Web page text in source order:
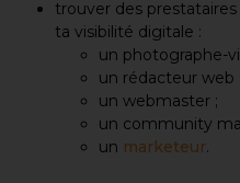
trouver des
ta visibilité digitale :
un photographe-
un rédacteur web ;
un webmaster ;
un community
un marketeur.